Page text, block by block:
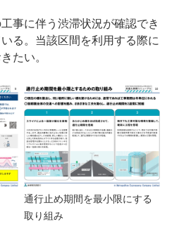
事に伴う渋滞状況が確認でき
る。当該区間を利用する際に
たい。
通行止め期間を最小限にする
取り組み